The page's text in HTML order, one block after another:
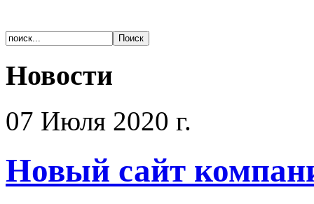
Новости
07 Июля 2020 г.
Новый сайт